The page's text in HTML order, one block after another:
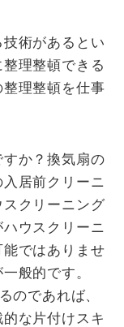
術があるとい
理整頓できる
理整頓を仕事
か？換気扇の
居前クリーニ
クリーニング
ウスクリーニ
ではありませ
般的です。
のであれば、
な片付けスキ